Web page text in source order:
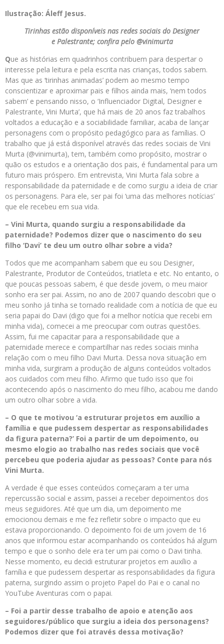
Ilustração: Áleff Jesus.
Tirinhas estão disponíveis nas redes sociais do Designer
e Palestrante; confira pelo @vinimurta
Que as histórias em quadrinhos contribuem para despertar o
interesse pela leitura e pela escrita nas crianças, todos sabem.
Mas que as ‘tirinhas animadas’ podem ao mesmo tempo
conscientizar e aproximar pais e filhos ainda mais, ‘nem todos
sabem’ e pensando nisso, o ‘Influenciador Digital, Designer e
Palestrante, Vini Murta’, que há mais de 20 anos faz trabalhos
voltados a educação e a sociabilidade familiar, acaba de lançar
personagens com o propósito pedagógico para as famílias. O
trabalho que já está disponível através das redes sociais de Vini
Murta (@vinimurta), tem, também como propósito, mostrar o
quão os estudos e a orientação dos pais, é fundamental para um
futuro mais próspero. Em entrevista, Vini Murta fala sobre a
responsabilidade da paternidade e de como surgiu a ideia de criar
os personagens. Para ele, ser pai foi ‘uma das melhores notícias’
que ele recebeu em sua vida.
– Vini Murta, quando surgiu a responsabilidade da
paternidade? Podemos dizer que o nascimento do seu
filho ‘Davi’ te deu um outro olhar sobre a vida?
Todos que me acompanham sabem que eu sou Designer,
Palestrante, Produtor de Conteúdos, triatleta e etc. No entanto, o
que poucas pessoas sabem, é que desde jovem, o meu maior
sonho era ser pai. Assim, no ano de 2007 quando descobri que o
meu sonho já tinha se tornado realidade com a notícia de que eu
seria papai do Davi (digo que foi a melhor notícia que recebi em
minha vida), comecei a me preocupar com outras questões.
Assim, fui me capacitar para a responsabilidade que a
paternidade merece e compartilhar nas redes sociais minha
relação com o meu filho Davi Murta. Dessa nova situação em
minha vida, surgiram a produção de alguns conteúdos voltados
aos cuidados com meu filho. Afirmo que tudo isso que foi
acontecendo após o nascimento do meu filho, acabou me dando
um outro olhar sobre a vida.
– O que te motivou ‘a estruturar projetos em auxílio a
família e que pudessem despertar as responsabilidades
da figura paterna?’ Foi a partir de um depoimento, ou
mesmo elogio ao trabalho nas redes sociais que você
percebeu que poderia ajudar as pessoas? Conte para nós
Vini Murta.
A verdade é que esses conteúdos começaram a ter uma
repercussão social e assim, passei a receber depoimentos dos
meus seguidores. Até que um dia, um depoimento me
emocionou demais e me fez refletir sobre o impacto que eu
estava proporcionando. O depoimento foi de um jovem de 16
anos que informou estar acompanhando os conteúdos há algum
tempo e que o sonho dele era ter um pai como o Davi tinha.
Nesse momento, eu decidi estruturar projetos em auxílio a
família e que pudessem despertar as responsabilidades da figura
paterna, surgindo assim o projeto Papel do Pai e o canal no
YouTube Aventuras com o papai.
– Foi a partir desse trabalho de apoio e atenção aos
seguidores/público que surgiu a ideia dos personagens?
Podemos dizer que foi através dessa motivação?